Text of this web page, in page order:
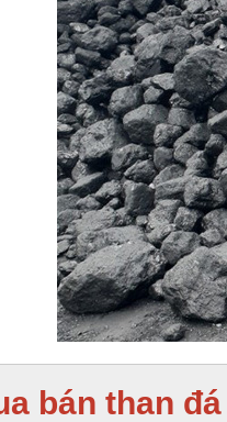
bán than